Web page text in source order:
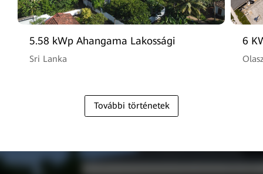
5.58 kWp Ahangama Lakossági
Program
Sri Lanka
6
További történetek